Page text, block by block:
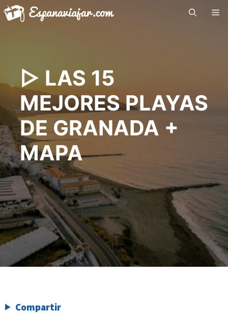
Saltar
▷ LAS 15
MEJORES PLAYAS
DE GRANADA +
MAPA
Compartir